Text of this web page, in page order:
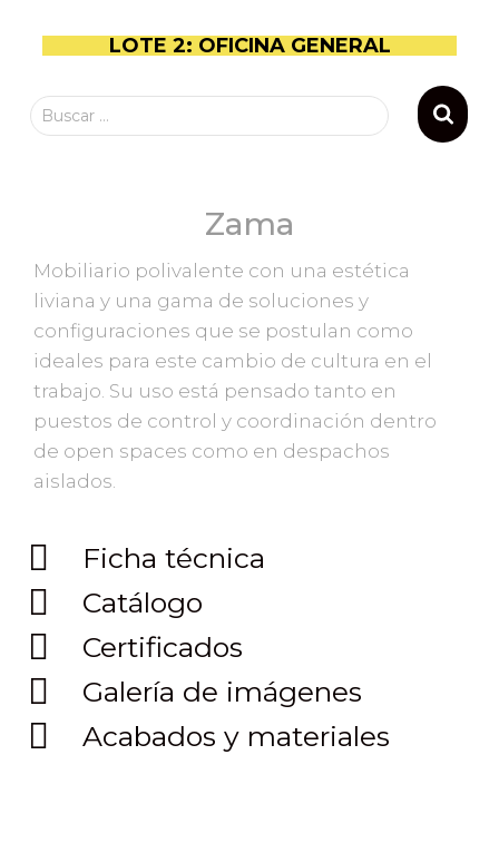
LOTE 2: OFICINA GENERAL
Buscar …
Zama
Mobiliario polivalente con una estética
liviana y una gama de soluciones y
configuraciones que se postulan como
ideales para este cambio de cultura en el
trabajo. Su uso está pensado tanto en
puestos de control y coordinación dentro
de open spaces como en despachos
aislados.
Ficha técnica
Catálogo
Certificados
Galería de imágenes
Acabados y materiales